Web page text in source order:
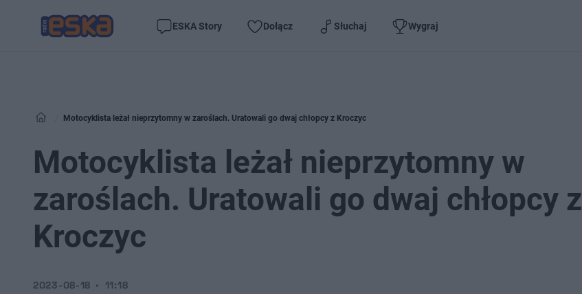
ESKA Story Dołącz Słuchaj Wygraj
Motocyklista leżał nieprzytomny w zaroślach. Uratowali go dwaj chłopcy z Kroczyc
Motocyklista leżał nieprzytomny w
zaroślach. Uratowali go dwaj chłopcy z
Kroczyc
2023-08-18 11:18